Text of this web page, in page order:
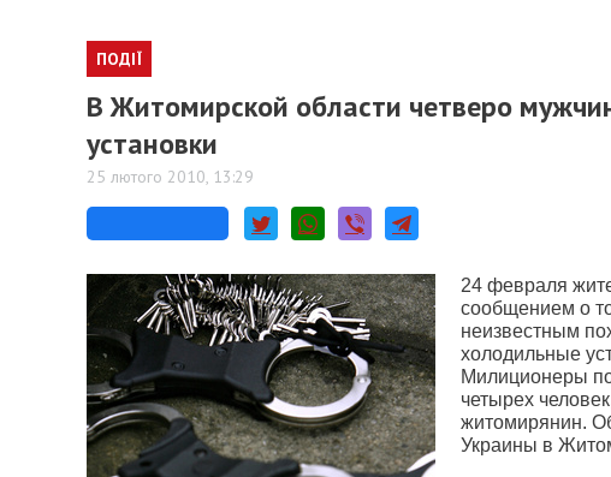
ПОДІЇ
В Житомирской области четверо
установки
25 лютого 2010, 13:29
24 февраля
сообщением о
неизвестным
холодильные
Милиционеры
четырех
житомирянин.
Украины в